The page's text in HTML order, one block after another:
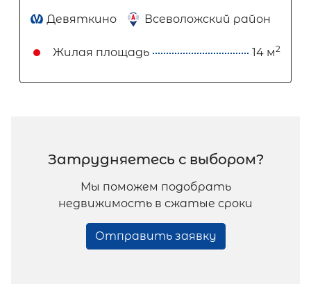
Девяткино Всеволожский район
Жилая площадь 14 м2
Затрудняетесь с выбором?
Мы поможем подобрать
недвижимость в сжатые сроки
Отправить заявку